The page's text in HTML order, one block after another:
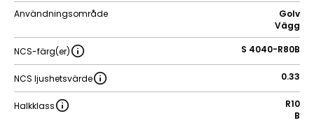
Användningsområde
Golv
Vägg
NCS-färg(er) S 4040-R80B
NCS ljushetsvärde 0.33
Halkklass
R10
B